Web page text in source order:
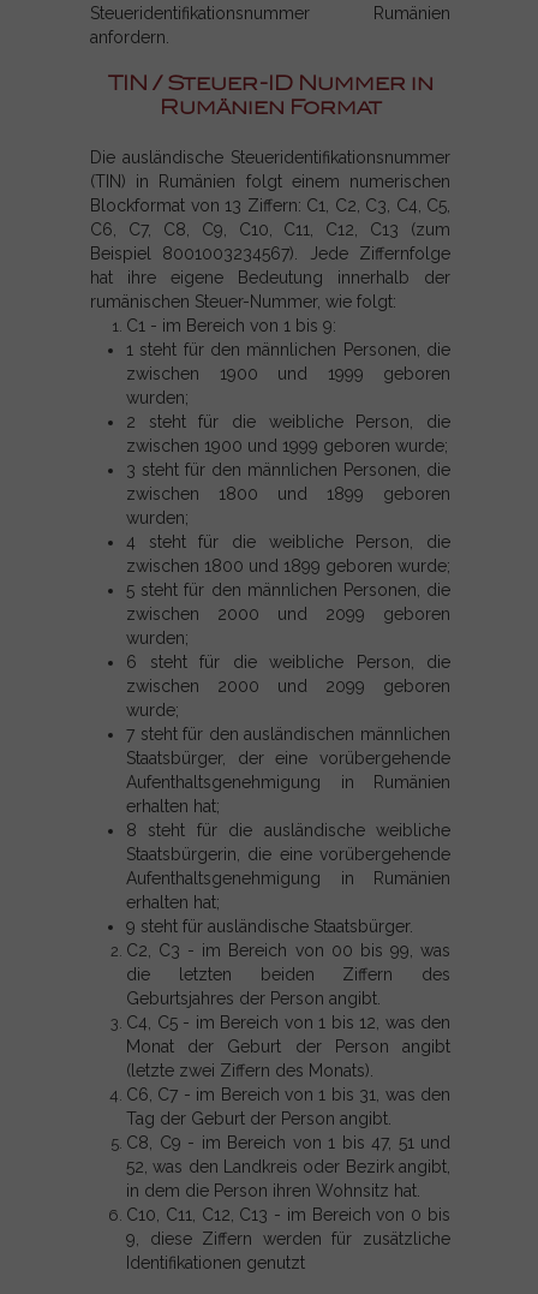
Steueridentifikationsnummer Rumänien
anfordern.
TIN / Steuer-ID Nummer in
Rumänien Format
Die ausländische Steueridentifikationsnummer
(TIN) in Rumänien folgt einem numerischen
Blockformat von 13 Ziffern: C1, C2, C3, C4, C5,
C6, C7, C8, C9, C10, C11, C12, C13 (zum
Beispiel 8001003234567). Jede Ziffernfolge
hat ihre eigene Bedeutung innerhalb der
rumänischen Steuer-Nummer, wie folgt:
C1 - im Bereich von 1 bis 9:
1 steht für den männlichen Personen, die
zwischen 1900 und 1999 geboren
wurden;
2 steht für die weibliche Person, die
zwischen 1900 und 1999 geboren wurde;
3 steht für den männlichen Personen, die
zwischen 1800 und 1899 geboren
wurden;
4 steht für die weibliche Person, die
zwischen 1800 und 1899 geboren wurde;
5 steht für den männlichen Personen, die
zwischen 2000 und 2099 geboren
wurden;
6 steht für die weibliche Person, die
zwischen 2000 und 2099 geboren
wurde;
7 steht für den ausländischen männlichen
Staatsbürger, der eine vorübergehende
Aufenthaltsgenehmigung in Rumänien
erhalten hat;
8 steht für die ausländische weibliche
Staatsbürgerin, die eine vorübergehende
Aufenthaltsgenehmigung in Rumänien
erhalten hat;
9 steht für ausländische Staatsbürger.
C2, C3 - im Bereich von 00 bis 99, was
die letzten beiden Ziffern des
Geburtsjahres der Person angibt.
C4, C5 - im Bereich von 1 bis 12, was den
Monat der Geburt der Person angibt
(letzte zwei Ziffern des Monats).
C6, C7 - im Bereich von 1 bis 31, was den
Tag der Geburt der Person angibt.
C8, C9 - im Bereich von 1 bis 47, 51 und
52, was den Landkreis oder Bezirk angibt,
in dem die Person ihren Wohnsitz hat.
C10, C11, C12, C13 - im Bereich von 0 bis
9, diese Ziffern werden für zusätzliche
Identifikationen genutzt